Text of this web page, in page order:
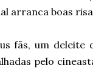
arranca boas
fãs, um deleite
pelo